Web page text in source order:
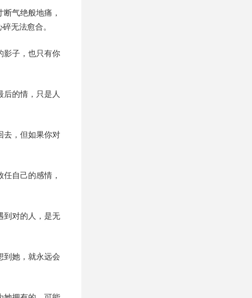
气绝般地痛，
无法愈合。
影子，也只有你
的情，只是人
去，但如果你对
自己的感情，
到对的人，是无
到她，就永远会